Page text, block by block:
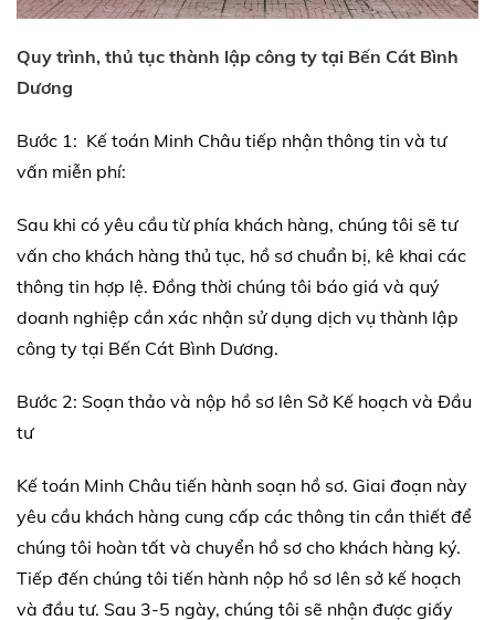
Quy trình, thủ tục thành lập công ty tại Bến Cát Bình
Dương
Bước 1: Kế toán Minh Châu tiếp nhận thông tin và tư
vấn miễn phí:
Sau khi có yêu cầu từ phía khách hàng, chúng tôi sẽ tư
vấn cho khách hàng thủ tục, hồ sơ chuẩn bị, kê khai các
thông tin hợp lệ. Đồng thời chúng tôi báo giá và quý
doanh nghiệp cần xác nhận sử dụng dịch vụ thành lập
công ty tại Bến Cát Bình Dương.
Bước 2: Soạn thảo và nộp hồ sơ lên Sở Kế hoạch và Đầu
tư
Kế toán Minh Châu tiến hành soạn hồ sơ. Giai đoạn này
yêu cầu khách hàng cung cấp các thông tin cần thiết để
chúng tôi hoàn tất và chuyển hồ sơ cho khách hàng ký.
Tiếp đến chúng tôi tiến hành nộp hồ sơ lên sở kế hoạch
và đầu tư. Sau 3-5 ngày, chúng tôi sẽ nhận được giấy